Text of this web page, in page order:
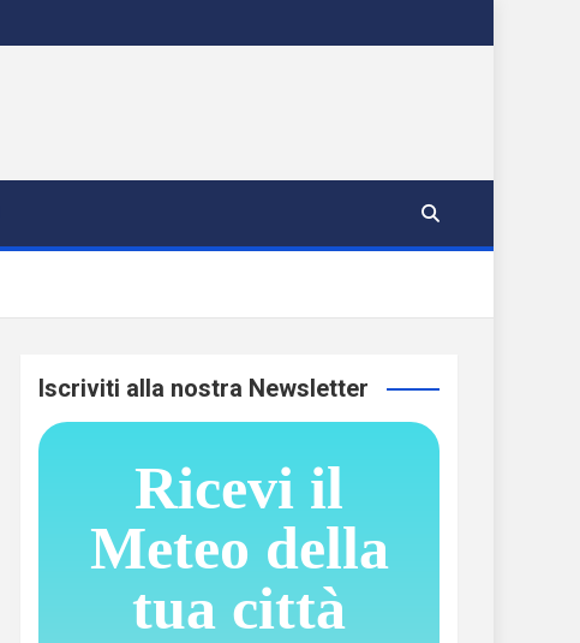
Iscriviti alla nostra Newsletter
Ricevi il
Meteo della
tua città